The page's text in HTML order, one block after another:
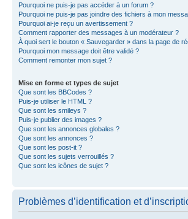
Pourquoi ne puis-je pas accéder à un forum ?
Pourquoi ne puis-je pas joindre des fichiers à mon
Pourquoi ai-je reçu un avertissement ?
Comment rapporter des messages à un modérateur ?
À quoi sert le bouton « Sauvegarder » dans la page de
Pourquoi mon message doit être validé ?
Comment remonter mon sujet ?
Mise en forme et types de sujet
Que sont les BBCodes ?
Puis-je utiliser le HTML ?
Que sont les smileys ?
Puis-je publier des images ?
Que sont les annonces globales ?
Que sont les annonces ?
Que sont les post-it ?
Que sont les sujets verrouillés ?
Que sont les icônes de sujet ?
Problèmes d’identification et